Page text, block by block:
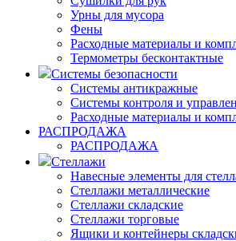
Урны для мусора
Фены
Расходные материалы и
Термометры бесконтактные
Системы безопасности
Системы антикражные
Системы контроля и
Расходные материалы и
РАСПРОДАЖА
РАСПРОДАЖА
Стеллажи
Навесные элементы для
Стеллажи металлические
Стеллажи складские
Стеллажи торговые
Ящики и контейнеры